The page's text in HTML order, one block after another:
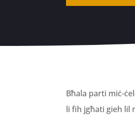
Bħala parti miċ-
li fih jgħati gieh lil